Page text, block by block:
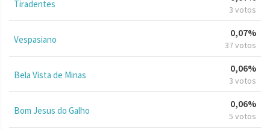
Tiradentes 3 votos
Vespasiano
0,07%
37 votos
Bela Vista de Minas
0,06%
3 votos
Bom Jesus do Galho
0,06%
5 votos